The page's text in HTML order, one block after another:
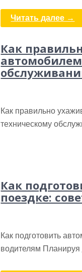
Читать далее →
Как
Как правильно
техническому
Как
поездке:
Как подготовить
водителям